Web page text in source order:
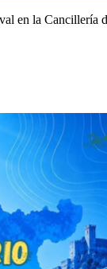
en la Cancillería